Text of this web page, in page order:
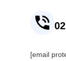
[email